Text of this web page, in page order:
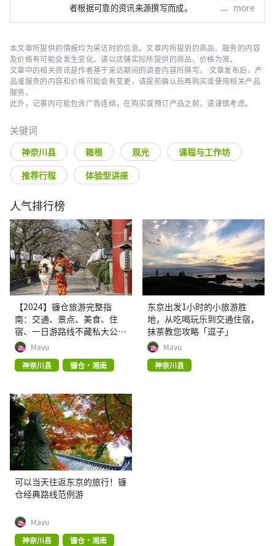
者根据可靠的资讯来源撰写而成。
more
本文章所提供的情报均为采访时的信息。文章内所提到的商品、服务的内容
及价格有可能会发生变化。请以店铺实际所提供的商品、价格为准。
文章中的相关资讯是作者基于采访期间的调查内容所撰写。 文章发布后，产
品或服务的内容和价格可能会有变更，请提前确认后再购买或使用相关产品
服务。
此外，记事内可能包含广告连结，在购买或预订产品之前，请谨慎考虑。
关键词
神奈川县 箱根 观光
课程与工作坊
推荐行程
体验型讲座
人气排行榜
【2024】镰仓旅游完整指
南：交通、景点、美食、住
宿、一日游路线不藏私大公
开！Mayu
神奈川县
镰仓・湘南
东京出发1小时的小旅游胜
地，从吃喝玩乐到交通住宿，
抹茶教您攻略「逗子」
Mayu
神奈川县
可以当天往返东京的旅行！镰
仓经典路线范例游
Mayu
神奈川县
镰仓・湘南